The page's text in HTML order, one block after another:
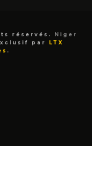
réservés.
Niger
par
LTX
.